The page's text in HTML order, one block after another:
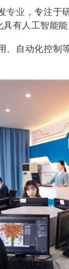
专业 ，专注于
有人工智能
、自动化控